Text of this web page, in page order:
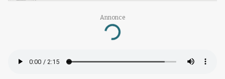
Annonce
Loading...